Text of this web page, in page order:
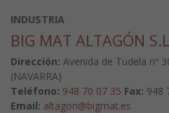
INDUSTRIA
BIG MAT ALTAGÓN S.L
Dirección: Avenida de Tudela nº
(NAVARRA)
Teléfono: 948 70 07 35 Fax: 948
Email: altagon@bigmat.es